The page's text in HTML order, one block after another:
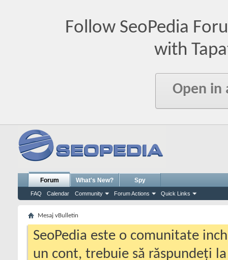
Follow SeoPedia
with
Open in
Forum
FAQ Calendar Community Forum Actions Quick Links
What's New? Spy
Mesaj vBulletin
SeoPedia este o comunitate
un cont, trebuie să răspundeți